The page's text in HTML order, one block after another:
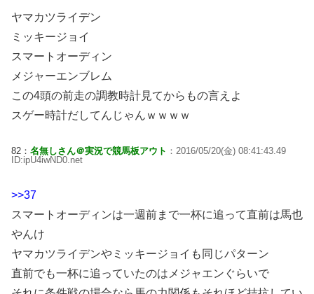
ヤマカツライデン
ミッキージョイ
スマートオーディン
メジャーエンブレム
この4頭の前走の調教時計見てからもの言えよ
スゲー時計だしてんじゃんｗｗｗｗ
82： 名無しさん＠実況で競馬板アウト ：2016/05/20(金) 08:41:43.49
ID:ipU4iwND0.net
>>37
スマートオーディンは一週前まで一杯に追って直前は馬也
やんけ
ヤマカツライデンやミッキージョイも同じパターン
直前でも一杯に追っていたのはメジャエンぐらいで